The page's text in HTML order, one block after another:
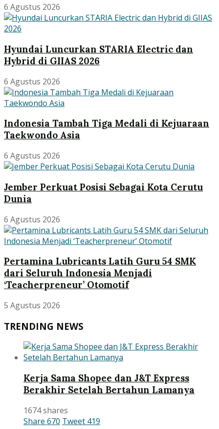
6 Agustus 2026
Hyundai Luncurkan STARIA Electric dan
Hybrid di GIIAS 2026
6 Agustus 2026
Indonesia Tambah Tiga Medali di Kejuaraan
Taekwondo Asia
6 Agustus 2026
Jember Perkuat Posisi Sebagai Kota Cerutu
Dunia
6 Agustus 2026
Pertamina Lubricants Latih Guru 54 SMK
dari Seluruh Indonesia Menjadi
‘Teacherpreneur’ Otomotif
5 Agustus 2026
TRENDING NEWS
Kerja Sama Shopee dan J&T Express
Berakhir Setelah Bertahun Lamanya
1674 shares
Share 670 Tweet 419